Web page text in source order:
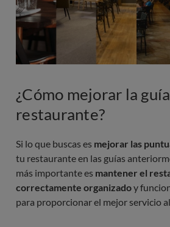
¿Cómo mejorar la
restaurante?
Si lo que buscas es mejorar las
tu restaurante en las guías
más importante es mantener el
correctamente organizadoy
para proporcionar el mejor servicio